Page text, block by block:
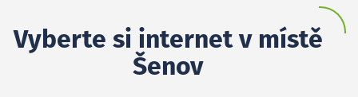
Vyberte si internet v místě
Šenov